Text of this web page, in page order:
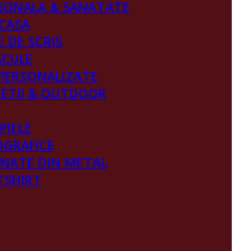
& SANATATE
DE SCRIS
& OUTDOOR
DIN METAL